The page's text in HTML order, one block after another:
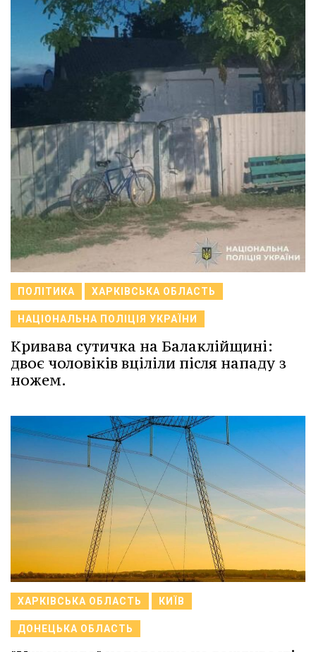
ПОЛІТИКА ХАРКІВСЬКА ОБЛАСТЬ
НАЦІОНАЛЬНА ПОЛІЦІЯ УКРАЇНИ
Кривава сутичка на Балаклійщині:
двоє чоловіків вціліли після нападу з
ножем.
ХАРКІВСЬКА ОБЛАСТЬ КИЇВ
ДОНЕЦЬКА ОБЛАСТЬ